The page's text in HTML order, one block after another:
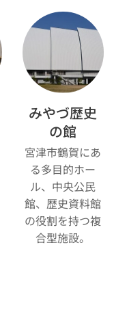
みやづ歴史
の館
宮津市鶴賀にあ
る多目的ホー
ル、中央公民
館、歴史資料館
の役割を持つ複
合型施設。